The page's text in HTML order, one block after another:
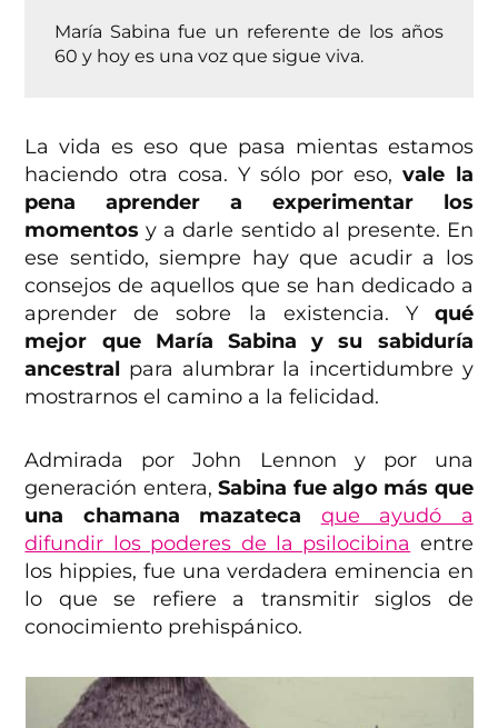
María Sabina fue un referente de los años
60 y hoy es una voz que sigue viva.
La vida es eso que pasa mientas estamos
haciendo otra cosa. Y sólo por eso,vale la
pena aprender a experimentar los
momentos y a darle sentido al presente. En
ese sentido, siempre hay que acudir a los
consejos de aquellos que se han dedicado a
aprender de sobre la existencia. Y qué
mejor que María Sabina y su sabiduría
ancestral para alumbrar la incertidumbre y
mostrarnos el camino a la felicidad.
Admirada por John Lennon y por una
generación entera,Sabina fue algo más que
una chamana mazateca
que ayudó a
difundir los poderes de la psilocibina entre
los hippies, fue una verdadera eminencia en
lo que se refiere a transmitir siglos de
conocimiento prehispánico.